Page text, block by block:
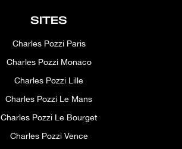
SITES
Charles Pozzi Paris
Charles Pozzi Monaco
Charles Pozzi Lille
Charles Pozzi Le Mans
Charles Pozzi Le Bourget
Charles Pozzi Vence